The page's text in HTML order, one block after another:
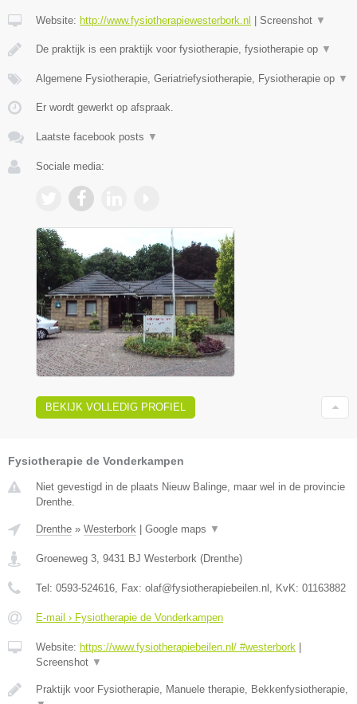
Website: http://www.fysiotherapiewesterbork.nl Screenshot ▼
De praktijk is een praktijk voor fysiotherapie, fysiotherapie op ▼
Algemene Fysiotherapie, Geriatriefysiotherapie, Fysiotherapie op ▼
Er wordt gewerkt op afspraak.
Laatste facebook posts ▼
Sociale media:
BEKIJK VOLLEDIG PROFIEL
Fysiotherapie de Vonderkampen
Niet gevestigd in de plaats Nieuw Balinge, maar wel in de provincie
Drenthe.
Drenthe » Westerbork Google maps ▼
Groeneweg 3 9431 BJ Westerbork (Drenthe)
Tel: 0593-524616 , Fax: olaf@fysiotherapiebeilen.nl , KvK: 01163882
E-mail › Fysiotherapie de Vonderkampen
Website: https://www.fysiotherapiebeilen.nl/ #westerbork
Screenshot ▼
Praktijk voor Fysiotherapie, Manuele therapie, Bekkenfysiotherapie,